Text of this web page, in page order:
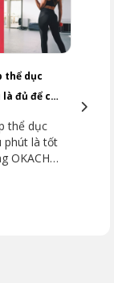
thể dục
đủ để có
thể dục
phút là tốt
OKACHI